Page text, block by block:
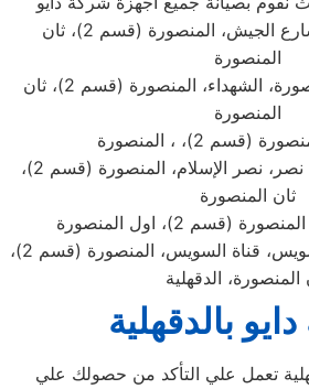
محافظة الدقهلية، شارع الجيش، المنصورة (قسم 2)، ثان
المنصورة
محافظة الدقهلية. المنصورة، الشهداء، المنصورة (قسم 2)، ثان
المنصورة
محافظة الدقهلية مدينه نصر، نصر الإسلام، المنصورة (قسم 2)،
ثان المنصورة
(قسم 2)، اول المنصورة
المنصوره شارع قناه السويس، قناة السويس، المنصورة (قسم 2)،
المنصورة، الدقهلية
بالدقهلية